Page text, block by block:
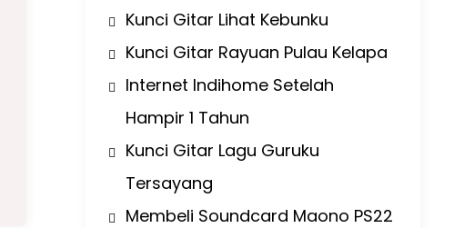
Kunci Gitar Lihat Kebunku
Kunci Gitar Rayuan Pulau Kelapa
Internet Indihome Setelah
Hampir 1 Tahun
Kunci Gitar Lagu Guruku
Tersayang
Membeli Soundcard Maono PS22